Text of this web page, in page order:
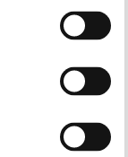
189,00 EUR